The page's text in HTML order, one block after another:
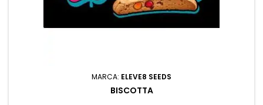
MARCA: ELEVE8 SEEDS
BISCOTTA